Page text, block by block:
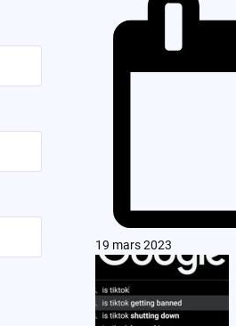
19 mars 2023